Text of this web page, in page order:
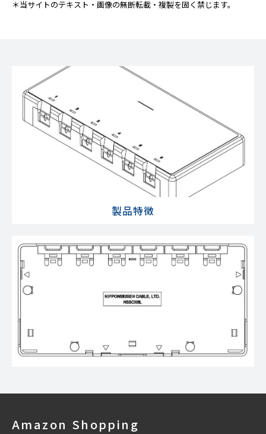
＊当サイトのテキスト・画像の無断転載・複製を固く禁じます。
製品特徴
Amazon Shopping